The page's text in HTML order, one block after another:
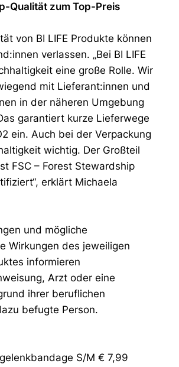
Qualität zum Top-Preis
von BI LIFE Produkte können
verlassen. „Bei BI LIFE
eine große Rolle. Wir
mit Lieferant:innen und
in der näheren Umgebung
garantiert kurze Lieferwege
ein. Auch bei der Verpackung
wichtig. Der Großteil
FSC – Forest Stewardship
erklärt Michaela
und mögliche
Wirkungen des jeweiligen
informieren
Arzt oder eine
ihrer beruflichen
befugte Person.
S/M € 7,99